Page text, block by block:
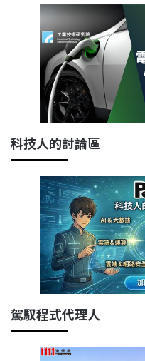
科技人的討論區
駕馭程式代理人